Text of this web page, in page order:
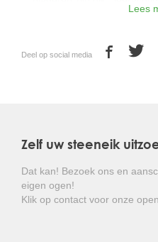
hulstachtige getande rand
Door het dicht en
steeneik is het een ideale
Kortom: een prachtige
Lees
Deel op social media
Zelf uw steeneik
Dat kan! Bezoek ons en
eigen ogen!
Klik op contact voor onze